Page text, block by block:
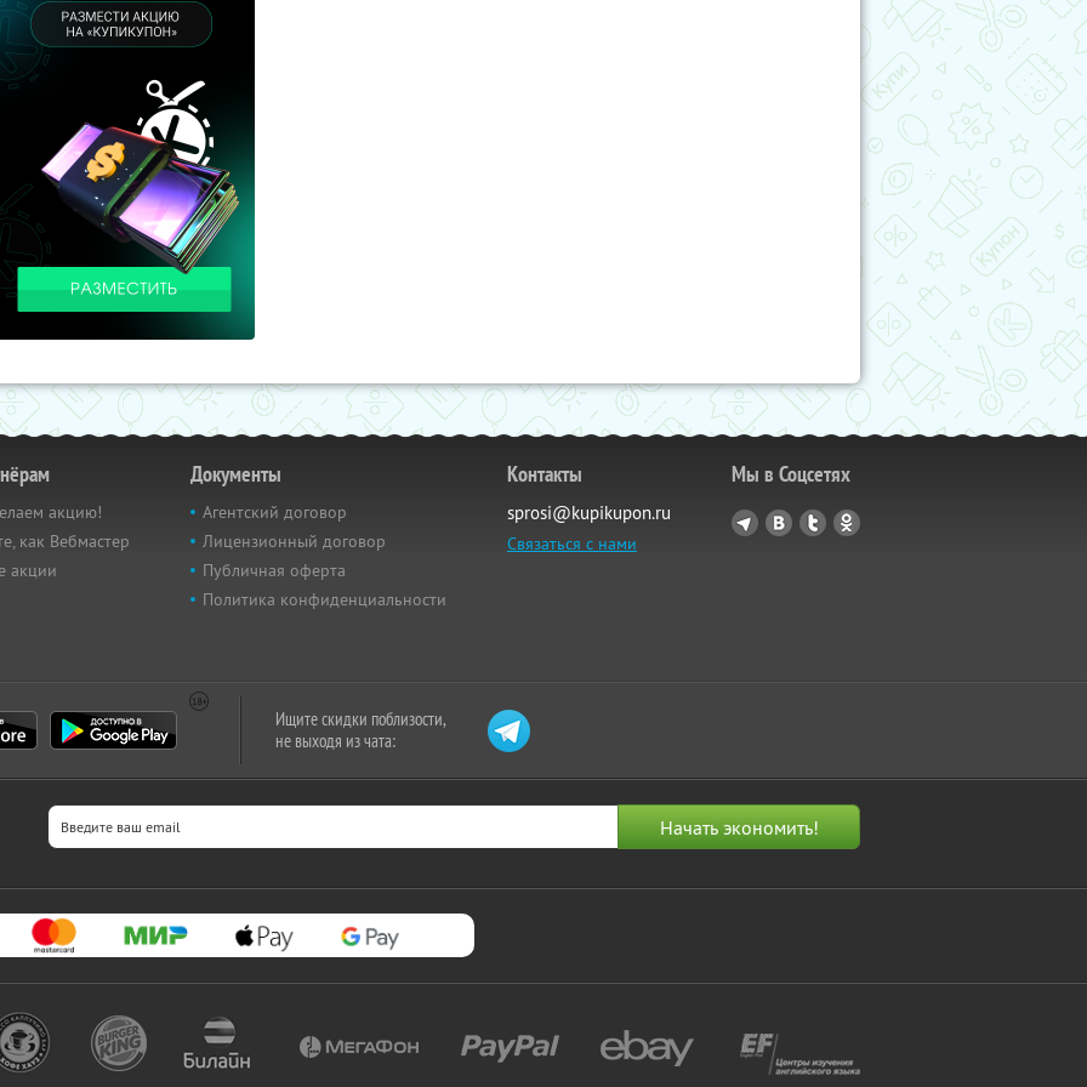
акцию!
как Вебмастер
акции
Документы
Агентский договор
Лицензионный договор
Публичная оферта
Политика конфиденциальности
Контакты
sprosi@kupikupon.ru
Связаться с нами
Мы в Соцсетях
Ищите скидки поблизости,
не выходя из чата: